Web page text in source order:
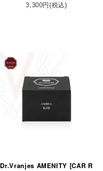
3,300円(税込)
Dr.Vranjes AMENITY [CAR R